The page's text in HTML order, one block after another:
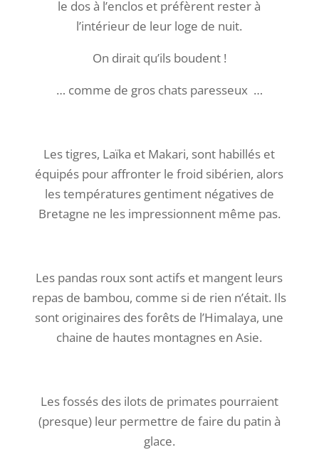
le dos à l’enclos et préfèrent rester à
l’intérieur de leur loge de nuit.
On dirait qu’ils boudent !
… comme de gros chats paresseux …
Les tigres, Laïka et Makari, sont habillés et
équipés pour affronter le froid sibérien, alors
les températures gentiment négatives de
Bretagne ne les impressionnent même pas.
Les pandas roux sont actifs et mangent leurs
repas de bambou, comme si de rien n’était. Ils
sont originaires des forêts de l’Himalaya, une
chaine de hautes montagnes en Asie.
Les fossés des ilots de primates pourraient
(presque) leur permettre de faire du patin à
glace.